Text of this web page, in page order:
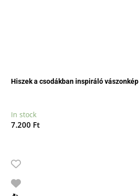
Hiszek a csodákban inspiráló vászonkép
In stock
7.200 Ft